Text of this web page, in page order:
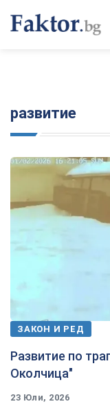
развитие
ЗАКОН И РЕД
Развитие по
Околчица"
23 Юли, 2026